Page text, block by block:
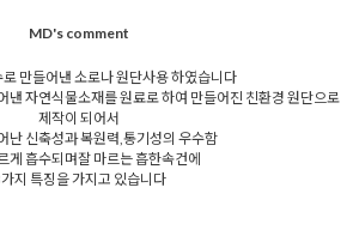
MD's comment
만들어낸 소로나 원단사용 하였습니다
낸 자연식물소재를 원료로 하여 만들어진 친환경 원단으로
제작이 되어서
난 신축성과 복원력,통기성의 우수함
게 흡수되며잘 마르는 흡한속건에
지 특징을 가지고 있습니다